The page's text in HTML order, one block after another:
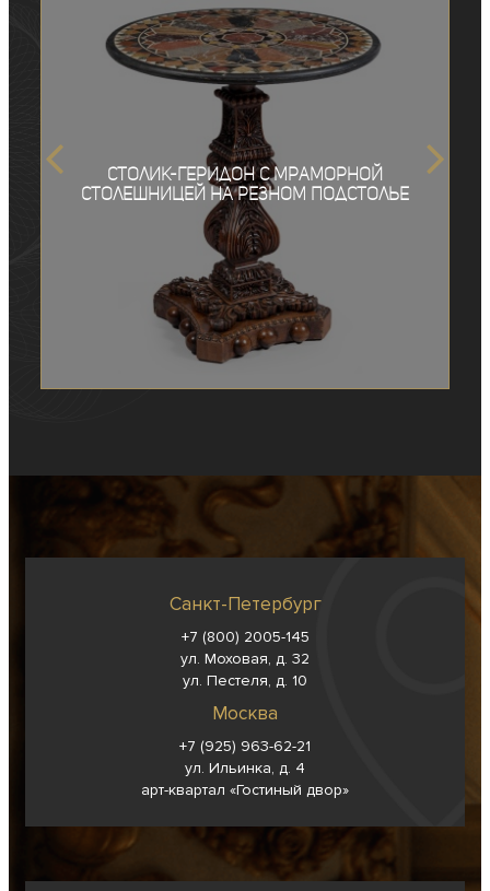
Столик-геридон с мраморной
столешницей на резном подстолье
Санкт-Петербург
+7 (800) 2005-145
ул. Моховая, д. 32
ул. Пестеля, д. 10
Москва
+7 (925) 963-62-21
ул. Ильинка, д. 4
арт-квартал «Гостиный двор»